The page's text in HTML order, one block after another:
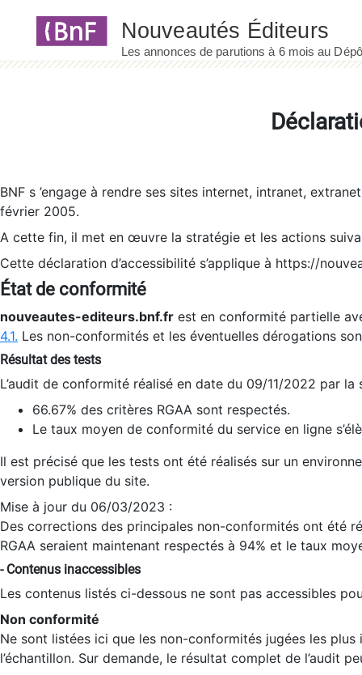
BNF s ’engage à rendre ses sites internet, intranet,
février 2005.
A cette fin, il met en œuvre la stratégie et les actions
Cette déclaration d’accessibilité s’applique à https://
État de conformité
nouveautes-editeurs.bnf.fr est en conformité partielle
4.1. Les non-conformités et les éventuelles dérogations
Résultat des tests
L’audit de conformité réalisé en date du 09/11/2022 par
66.67% des critères RGAA sont respectés.
Le taux moyen de conformité du service en ligne
Il est précisé que les tests ont été réalisés sur un
version publique du site.
Mise à jour du 06/03/2023 :
Des corrections des principales non-conformités ont été
RGAA seraient maintenant respectés à 94% et le taux
- Contenus inaccessibles
Les contenus listés ci-dessous ne sont pas accessibles
Non conformité
Ne sont listées ici que les non-conformités jugées les
l’échantillon. Sur demande, le résultat complet de l’audit